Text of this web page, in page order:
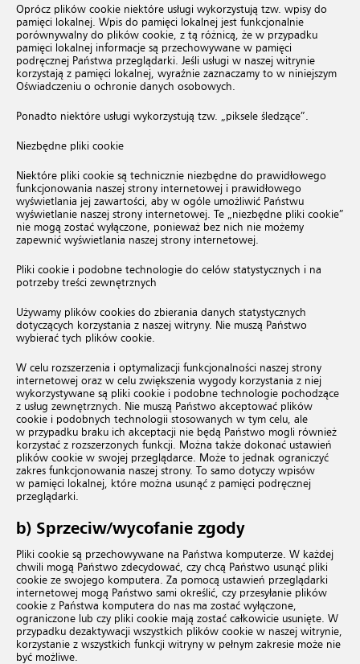
Oprócz plików cookie niektóre usługi wykorzystują tzw. wpisy do
pamięci lokalnej. Wpis do pamięci lokalnej jest funkcjonalnie
porównywalny do plików cookie, z tą różnicą, że w przypadku
pamięci lokalnej informacje są przechowywane w pamięci
podręcznej Państwa przeglądarki. Jeśli usługi w naszej witrynie
korzystają z pamięci lokalnej, wyraźnie zaznaczamy to w niniejszym
Oświadczeniu o ochronie danych osobowych.
Ponadto niektóre usługi wykorzystują tzw. „piksele śledzące”.
Niezbędne pliki cookie
Niektóre pliki cookie są technicznie niezbędne do prawidłowego
funkcjonowania naszej strony internetowej i prawidłowego
wyświetlania jej zawartości, aby w ogóle umożliwić Państwu
wyświetlanie naszej strony internetowej. Te „niezbędne pliki cookie”
nie mogą zostać wyłączone, ponieważ bez nich nie możemy
zapewnić wyświetlania naszej strony internetowej.
Pliki cookie i podobne technologie do celów statystycznych i na
potrzeby treści zewnętrznych
Używamy plików cookies do zbierania danych statystycznych
dotyczących korzystania z naszej witryny. Nie muszą Państwo
wybierać tych plików cookie.
W celu rozszerzenia i optymalizacji funkcjonalności naszej strony
internetowej oraz w celu zwiększenia wygody korzystania z niej
wykorzystywane są pliki cookie i podobne technologie pochodzące
z usług zewnętrznych. Nie muszą Państwo akceptować plików
cookie i podobnych technologii stosowanych w tym celu, ale
w przypadku braku ich akceptacji nie będą Państwo mogli również
korzystać z rozszerzonych funkcji. Można także dokonać ustawień
plików cookie w swojej przeglądarce. Może to jednak ograniczyć
zakres funkcjonowania naszej strony. To samo dotyczy wpisów
w pamięci lokalnej, które można usunąć z pamięci podręcznej
przeglądarki.
b) Sprzeciw/wycofanie zgody
Pliki cookie są przechowywane na Państwa komputerze. W każdej
chwili mogą Państwo zdecydować, czy chcą Państwo usunąć pliki
cookie ze swojego komputera. Za pomocą ustawień przeglądarki
internetowej mogą Państwo sami określić, czy przesyłanie plików
cookie z Państwa komputera do nas ma zostać wyłączone,
ograniczone lub czy pliki cookie mają zostać całkowicie usunięte. W
przypadku dezaktywacji wszystkich plików cookie w naszej witrynie,
korzystanie z wszystkich funkcji witryny w pełnym zakresie może nie
być możliwe.